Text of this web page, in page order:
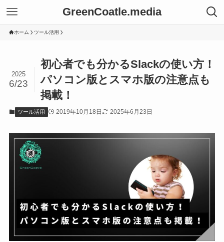
GreenCoatle.media
ホーム ツール活用
初心者でも分かるSlackの使い方！
パソコン版とスマホ版の注意点も
掲載！
2025
6/23
ツール活用 2019年10月18日 2025年6月23日